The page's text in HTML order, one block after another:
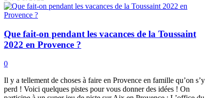
Que fait-on pendant les vacances de la Toussaint
2022 en Provence ?
0
Il y a tellement de choses à faire en Provence en famille qu’on s’y
perd ! Voici quelques pistes pour vous donner des idées ! On